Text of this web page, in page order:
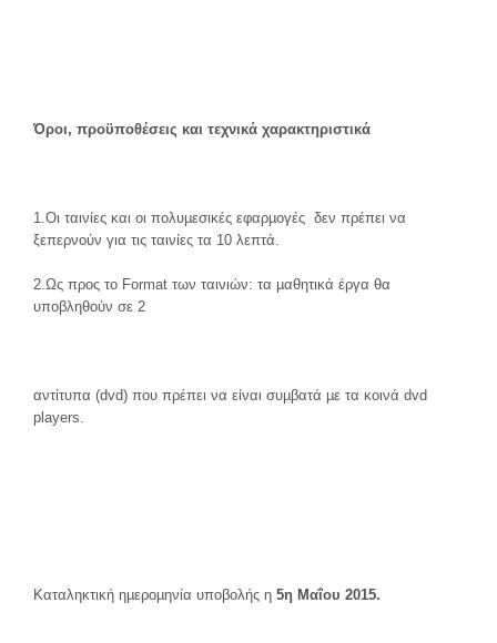
Όροι, προϋποθέσεις και τεχνικά χαρακτηριστικά
1.Οι ταινίες και οι πολυµεσικές εφαρµογές δεν πρέπει να
ξεπερνούν για τις ταινίες τα 10 λεπτά.
2.Ως προς το Format των ταινιών: τα µαθητικά έργα θα
υποβληθούν σε 2
αντίτυπα (dvd) που πρέπει να είναι συµβατά µε τα κοινά dvd
players.
Καταληκτική ηµεροµηνία υποβολής η 5η Μαΐου 2015.